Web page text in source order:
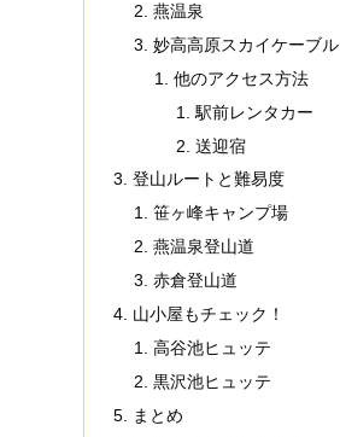
燕温泉
妙高高原スカイケーブル
他のアクセス方法
駅前レンタカー
送迎宿
登山ルートと難易度
笹ヶ峰キャンプ場
燕温泉登山道
赤倉登山道
山小屋もチェック！
高谷池ヒュッテ
黒沢池ヒュッテ
まとめ